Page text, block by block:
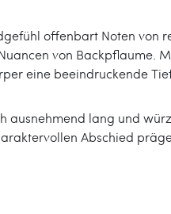
offenbart Noten von
von Backpflaume.
eine beeindruckende
ausnehmend lang und
Abschied